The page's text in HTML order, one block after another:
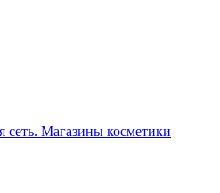
Магазины косметики